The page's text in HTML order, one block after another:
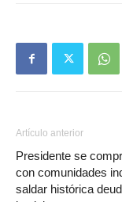
Artículo anterior
Presidente se
con comunidades
saldar histórica